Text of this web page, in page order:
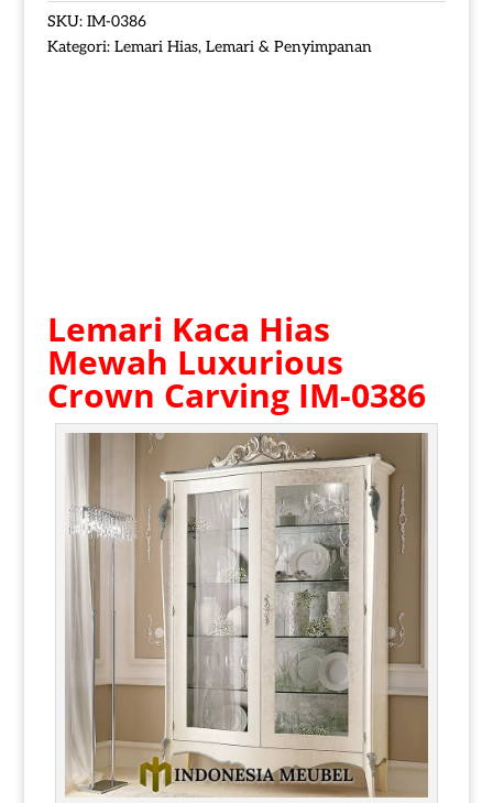
SKU: IM-0386
Kategori: Lemari Hias, Lemari & Penyimpanan
Lemari Kaca Hias
Mewah Luxurious
Crown Carving IM-0386